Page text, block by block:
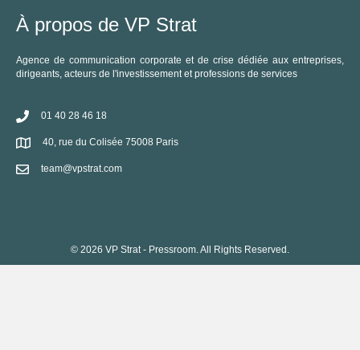
À propos de VP Strat
Agence de communication corporate et de crise dédiée aux entreprises,
dirigeants, acteurs de l'investissement et professions de services
01 40 28 46 18
40, rue du Colisée 75008 Paris
team@vpstrat.com
© 2026 VP Strat - Pressroom. All Rights Reserved.